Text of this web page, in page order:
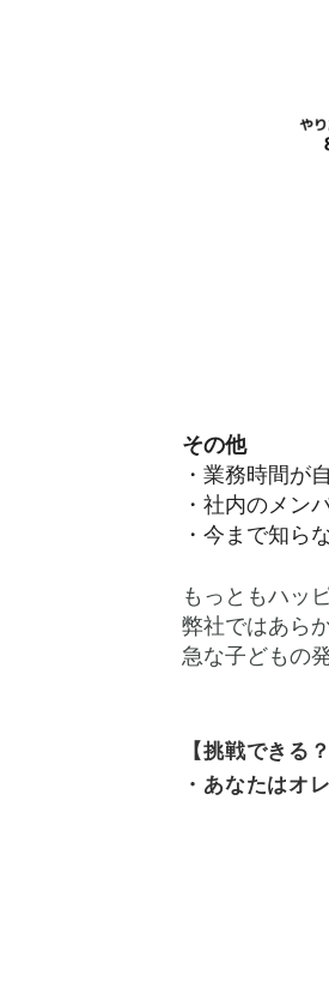
その他
・業務時間が
・社内のメン
・今まで知ら
もっともハッ
弊社ではあら
急な子どもの
【挑戦できる？
・あなたはオ